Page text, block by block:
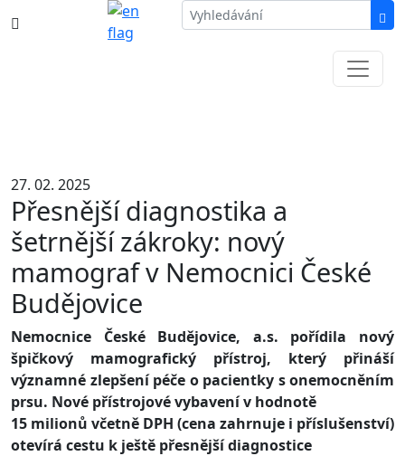
27. 02. 2025
Přesnější diagnostika a
šetrnější zákroky: nový
mamograf v Nemocnici České
Budějovice
Nemocnice České Budějovice, a.s. pořídila nový
špičkový mamografický přístroj, který přináší
významné zlepšení péče o pacientky s onemocněním
prsu. Nové přístrojové vybavení v hodnotě
15 milionů včetně DPH (cena zahrnuje i příslušenství)
otevírá cestu k ještě přesnější diagnostice